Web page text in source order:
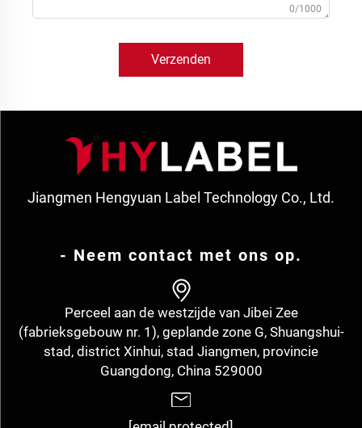
0/1000
Verzenden
Jiangmen Hengyuan Label Technology Co., Ltd.
- Neem contact met ons op.
Perceel aan de westzijde van Jibei Zee
(fabrieksgebouw nr. 1), geplande zone G, Shuangshui-
stad, district Xinhui, stad Jiangmen, provincie
Guangdong, China 529000